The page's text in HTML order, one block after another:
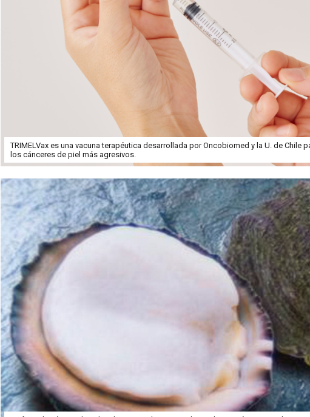
TRIMELVax es una vacuna terapéutica desarrollada por Oncobiomed y la U. de Chile
los cánceres de piel más agresivos.